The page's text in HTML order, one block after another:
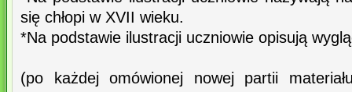
się chłopi w XVII wieku.
*Na podstawie ilustracji uczniowie opisują
(po każdej omówionej nowej partii